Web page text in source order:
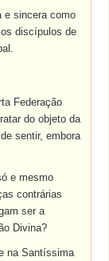
e sincera como
discípulos de
Federação
do objeto da
sentir, embora
e mesmo
contrárias
ser a
Divina?
na Santíssima